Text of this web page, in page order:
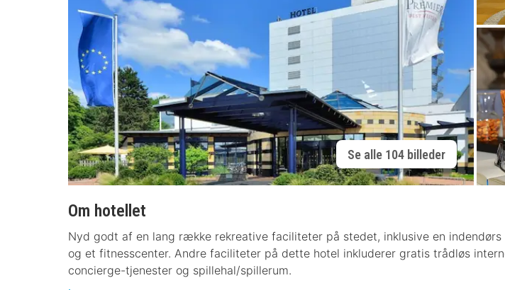
Se alle 104 billeder
Om hotellet
Nyd godt af en lang række rekreative faciliteter på stedet, inklusive en indendørs
og et fitnesscenter. Andre faciliteter på dette hotel inkluderer gratis trådløs
concierge-tjenester og spillehal/spillerum.